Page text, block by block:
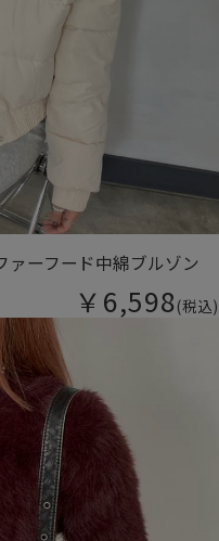
ァーフード中綿ブルゾン
￥6,598(税込)